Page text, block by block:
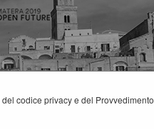
codice privacy e del Provvedimento